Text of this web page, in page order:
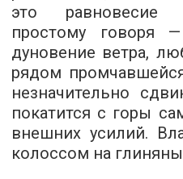
это равновесие
простому говоря
дуновение ветра,
рядом
незначительно
покатится с горы
внешних усилий.
колоссом на